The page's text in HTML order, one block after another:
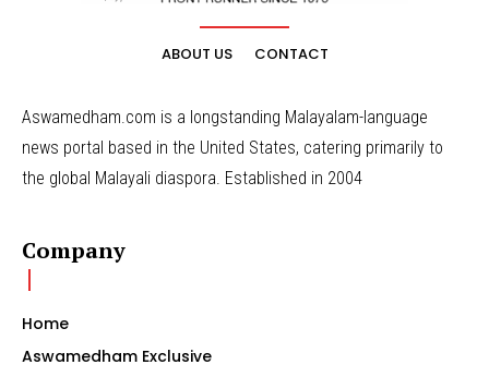
ABOUT US CONTACT
Aswamedham.com is a longstanding Malayalam-language
news portal based in the United States, catering primarily to
the global Malayali diaspora. Established in 2004
Company
Home
Aswamedham Exclusive